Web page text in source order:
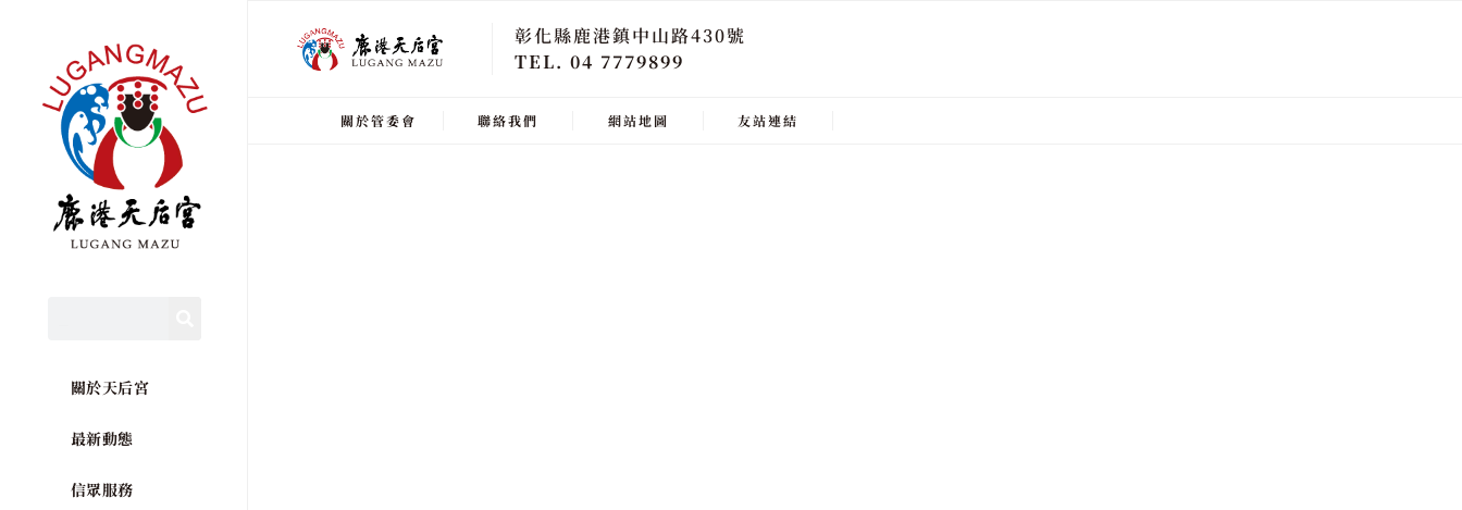
關於天后宮
最新動態
信眾服務
彰化縣鹿港鎮中山路430號
TEL. 04 7779899
關於管委會 聯絡我們 網站地圖 友站連結